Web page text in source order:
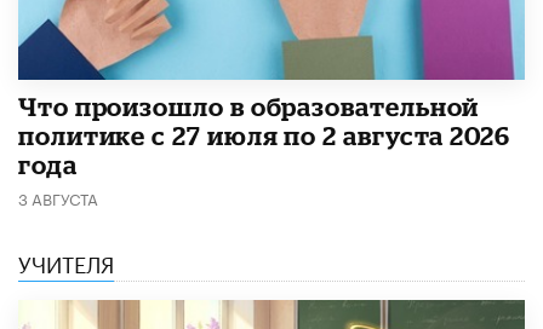
​Что произошло в образовательной
политике с 27 июля по 2 августа 2026
года
3 АВГУСТА
УЧИТЕЛЯ